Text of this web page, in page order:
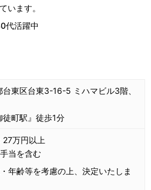
います。
代活躍中
台東区台東3-16-5 ミハマビル3階、
徒町駅』徒歩1分
27万円以上
当を含む
年齢等を考慮の上、決定いたしま